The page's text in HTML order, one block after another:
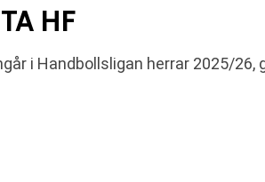
HF
i Handbollsligan herrar 2025/26,